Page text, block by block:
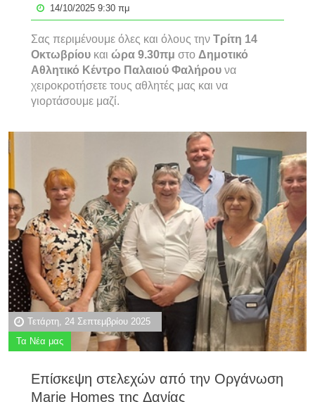
14/10/2025 9:30 πμ
Σας περιμένουμε όλες και όλους την Τρίτη 14
Οκτωβρίου και ώρα 9.30πμ στο Δημοτικό
Αθλητικό Κέντρο Παλαιού Φαλήρου να
χειροκροτήσετε τους αθλητές μας και να
γιορτάσουμε μαζί.
Τετάρτη, 24 Σεπτεμβρίου 2025
Τα Νέα μας
Επίσκεψη στελεχών από την Οργάνωση
Marie Homes της Δανίας